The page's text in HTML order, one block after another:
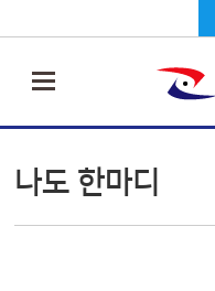
나도 한마디